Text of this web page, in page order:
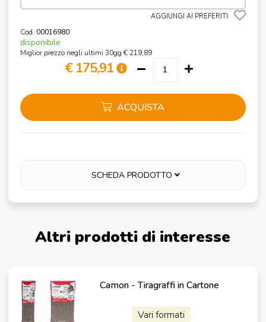
AGGIUNGI AI PREFERITI
Cod. 00016980
disponibile
Miglior prezzo negli ultimi 30gg € 219,89
€ 175,91
ACQUISTA
SCHEDA PRODOTTO
Altri prodotti di interesse
Camon - Tiragraffi in Cartone
Vari formati